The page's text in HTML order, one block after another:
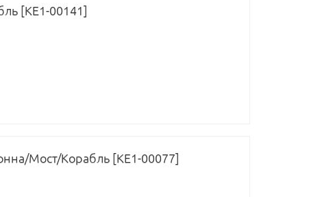
[КЕ1-00141]
Мост/Корабль [КЕ1-00077]